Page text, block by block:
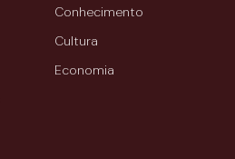
Conhecimento
Cultura
Economia